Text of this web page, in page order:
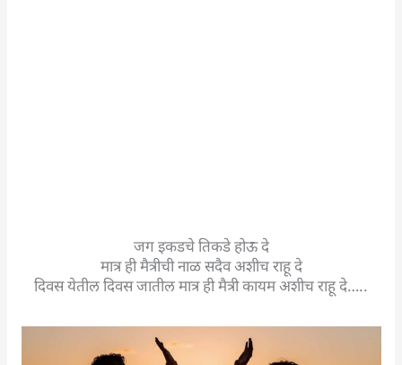
जग इकडचे तिकडे होऊ दे
मात्र ही मैत्रीची नाळ सदैव अशीच राहू दे
दिवस येतील दिवस जातील मात्र ही मैत्री कायम अशीच राहू दे…..